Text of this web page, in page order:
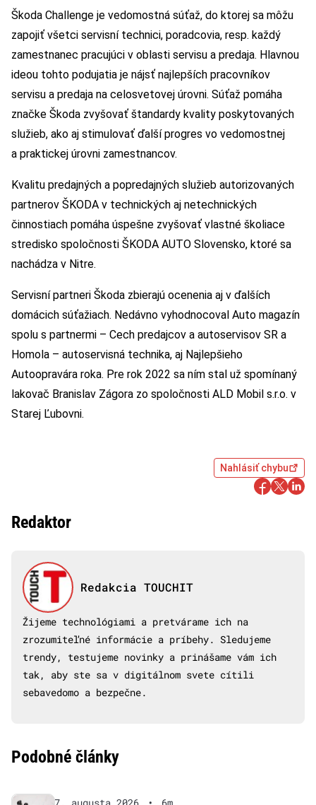
Škoda Challenge je vedomostná súťaž, do ktorej sa môžu
zapojiť všetci servisní technici, poradcovia, resp. každý
zamestnanec pracujúci v oblasti servisu a predaja. Hlavnou
ideou tohto podujatia je nájsť najlepších pracovníkov
servisu a predaja na celosvetovej úrovni. Súťaž pomáha
značke Škoda zvyšovať štandardy kvality poskytovaných
služieb, ako aj stimulovať ďalší progres vo vedomostnej
a praktickej úrovni zamestnancov.
Kvalitu predajných a popredajných služieb autorizovaných
partnerov ŠKODA v technických aj netechnických
činnostiach pomáha úspešne zvyšovať vlastné školiace
stredisko spoločnosti ŠKODA AUTO Slovensko, ktoré sa
nachádza v Nitre.
Servisní partneri Škoda zbierajú ocenenia aj v ďalších
domácich súťažiach. Nedávno vyhodnocoval Auto magazín
spolu s partnermi – Cech predajcov a autoservisov SR a
Homola – autoservisná technika, aj Najlepšieho
Autoopravára roka. Pre rok 2022 sa ním stal už spomínaný
lakovač Branislav Zágora zo spoločnosti ALD Mobil s.r.o. v
Starej Ľubovni.
Nahlásiť chybu
Redaktor
Redakcia TOUCHIT
Žijeme technológiami a pretvárame ich na
zrozumiteľné informácie a príbehy. Sledujeme
trendy, testujeme novinky a prinášame vám ich
tak, aby ste sa v digitálnom svete cítili
sebavedomo a bezpečne.
Podobné články
7. augusta 2026 •
6m